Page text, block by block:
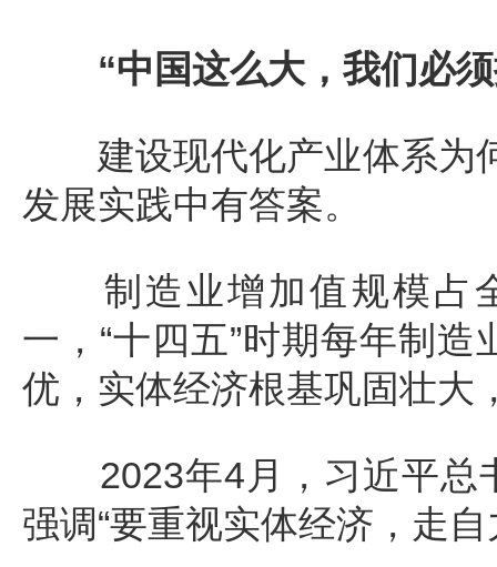
“中国这么大，我们必须
建设现代化产业体系为何
发展实践中有答案。
制造业增加值规模占全
一，“十四五”时期每年制
优，实体经济根基巩固壮大
2023年4月，习近平总
强调“要重视实体经济，走